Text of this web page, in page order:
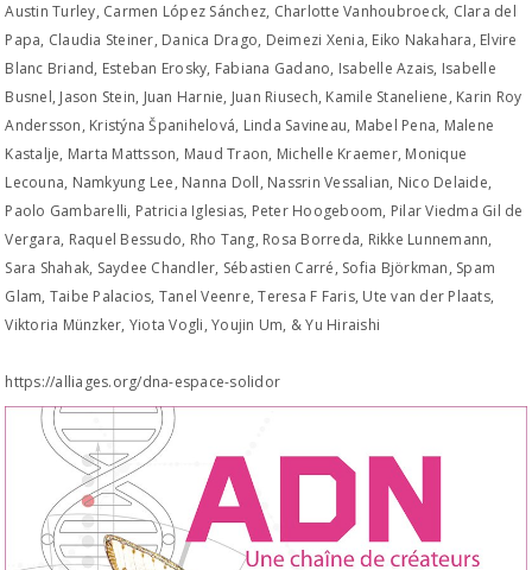
Austin Turley, Carmen López Sánchez, Charlotte Vanhoubroeck, Clara del
Papa, Claudia Steiner, Danica Drago, Deimezi Xenia, Eiko Nakahara, Elvire
Blanc Briand, Esteban Erosky, Fabiana Gadano, Isabelle Azais, Isabelle
Busnel, Jason Stein, Juan Harnie, Juan Riusech, Kamile Staneliene, Karin Roy
Andersson, Kristýna Španihelová, Linda Savineau, Mabel Pena, Malene
Kastalje, Marta Mattsson, Maud Traon, Michelle Kraemer, Monique
Lecouna, Namkyung Lee, Nanna Doll, Nassrin Vessalian, Nico Delaide,
Paolo Gambarelli, Patricia Iglesias, Peter Hoogeboom, Pilar Viedma Gil de
Vergara, Raquel Bessudo, Rho Tang, Rosa Borreda, Rikke Lunnemann,
Sara Shahak, Saydee Chandler, Sébastien Carré, Sofia Björkman, Spam
Glam, Taibe Palacios, Tanel Veenre, Teresa F Faris, Ute van der Plaats,
Viktoria Münzker, Yiota Vogli, Youjin Um, & Yu Hiraishi
https://alliages.org/dna-espace-solidor